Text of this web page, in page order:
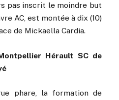
pas inscrit le moindre but
AC, est montée à dix (10)
de Mickaella Cardia.
Hérault SC de
phare, la formation de